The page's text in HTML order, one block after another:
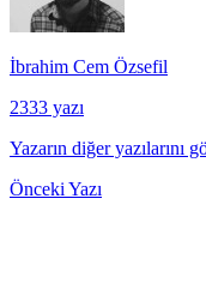
İbrahim Cem Özsefil
2333 yazı
Yazarın diğer yazılarını
Önceki Yazı